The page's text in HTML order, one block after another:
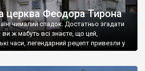
церква Феодора Тирона
чималий спадок. Достатньо згадати
ви ж мабуть всі знаєте, що цей,
часи, легендарний рецепт привезли у